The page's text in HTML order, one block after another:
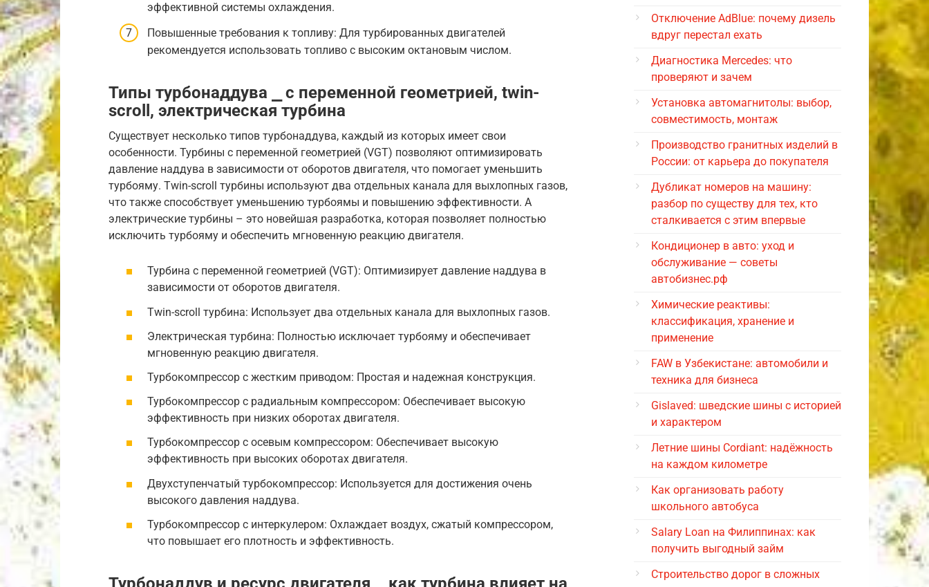
эффективной системы охлаждения.
Повышенные требования к топливу: Для турбированных двигателей
рекомендуется использовать топливо с высоким октановым числом.
Типы турбонаддува ⎯ с переменной геометрией, twin-
scroll, электрическая турбина
Существует несколько типов турбонаддува, каждый из которых имеет свои
особенности. Турбины с переменной геометрией (VGT) позволяют оптимизировать
давление наддува в зависимости от оборотов двигателя, что помогает уменьшить
турбояму. Twin-scroll турбины используют два отдельных канала для выхлопных газов,
что также способствует уменьшению турбоямы и повышению эффективности. А
электрические турбины – это новейшая разработка, которая позволяет полностью
исключить турбояму и обеспечить мгновенную реакцию двигателя.
Турбина с переменной геометрией (VGT): Оптимизирует давление наддува в
зависимости от оборотов двигателя.
Twin-scroll турбина: Использует два отдельных канала для выхлопных газов.
Электрическая турбина: Полностью исключает турбояму и обеспечивает
мгновенную реакцию двигателя.
Турбокомпрессор с жестким приводом: Простая и надежная конструкция.
Турбокомпрессор с радиальным компрессором: Обеспечивает высокую
эффективность при низких оборотах двигателя.
Турбокомпрессор с осевым компрессором: Обеспечивает высокую
эффективность при высоких оборотах двигателя.
Двухступенчатый турбокомпрессор: Используется для достижения очень
высокого давления наддува.
Турбокомпрессор с интеркулером: Охлаждает воздух, сжатый компрессором,
что повышает его плотность и эффективность.
Отключение AdBlue: почему дизель
вдруг перестал ехать
Диагностика Mercedes: что
проверяют и зачем
Установка автомагнитолы: выбор,
совместимость, монтаж
Производство гранитных изделий в
России: от карьера до покупателя
Дубликат номеров на машину:
разбор по существу для тех, кто
сталкивается с этим впервые
Кондиционер в авто: уход и
обслуживание — советы
автобизнес.рф
Химические реактивы:
классификация, хранение и
применение
FAW в Узбекистане: автомобили и
техника для бизнеса
Gislaved: шведские шины с историей
и характером
Летние шины Cordiant: надёжность
на каждом километре
Как организовать работу
школьного автобуса
Salary Loan на Филиппинах: как
получить выгодный займ
Строительство дорог в сложных